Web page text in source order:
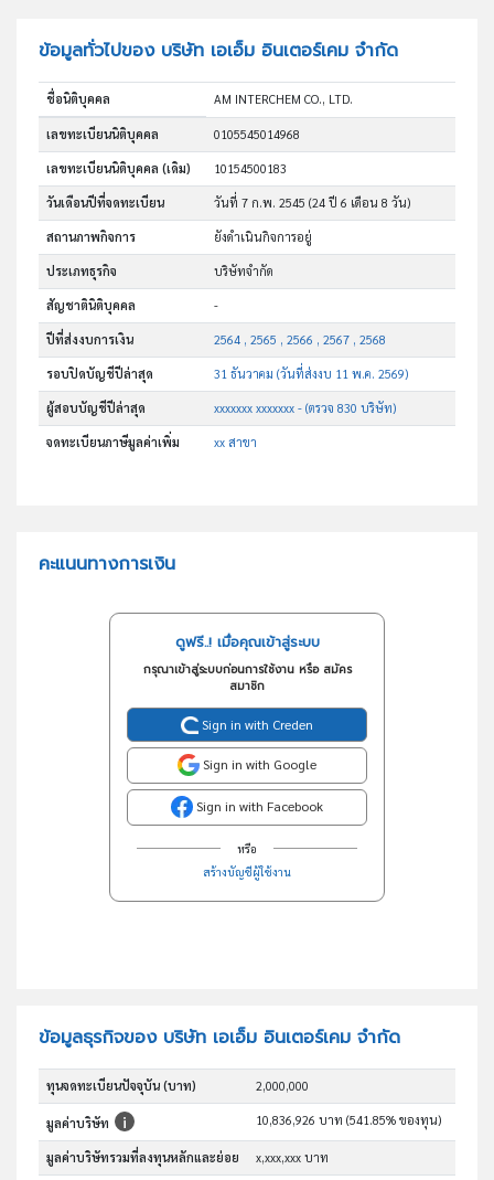
ข้อมูลทั่วไปของ บริษัท เอเอ็ม อินเตอร์เคม จำกัด
ชื่อนิติบุคคล AM INTERCHEM CO., LTD.
เลขทะเบียนนิติบุคคล 0105545014968
เลขทะเบียนนิติบุคคล (เดิม) 10154500183
วันเดือนปีที่จดทะเบียน วันที่ 7 ก.พ. 2545(24 ปี 6 เดือน 8 วัน)
สถานภาพกิจการ ยังดำเนินกิจการอยู่
ประเภทธุรกิจ บริษัทจำกัด
สัญชาตินิติบุคคล -
ปีที่ส่งงบการเงิน 2564 , 2565 , 2566 , 2567 , 2568
รอบปิดบัญชีปีล่าสุด 31 ธันวาคม (วันที่ส่งงบ 11 พ.ค. 2569)
ผู้สอบบัญชีปีล่าสุด xxxxxxx xxxxxxx - (ตรวจ 830 บริษัท)
จดทะเบียนภาษีมูลค่าเพิ่ม xx สาขา
คะแนนทางการเงิน
ดูฟรี..! เมื่อคุณเข้าสู่ระบบ
กรุณาเข้าสู่ระบบก่อนการใช้งาน หรือ สมัคร
สมาชิก
Sign in with Creden
Sign in with Google
Sign in with Facebook
หรือ
สร้างบัญชีผู้ใช้งาน
ข้อมูลธุรกิจของ บริษัท เอเอ็ม อินเตอร์เคม จำกัด
ทุนจดทะเบียนปัจจุบัน (บาท) 2,000,000
มูลค่าบริษัท 10,836,926 บาท (541.85% ของทุน)
มูลค่าบริษัทรวมที่ลงทุนหลักและย่อย x,xxx,xxx บาท